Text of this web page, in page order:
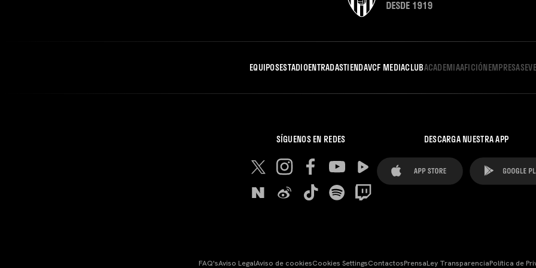
EQUIPOSESTADIOENTRADASTIENDAVCF MEDIACLUBACADEMIAAFICIÓNEMPRESAS
SÍGUENOS EN REDES DESCARGA NUESTRA APP
FAQ'sAviso LegalAviso de cookiesCookies SettingsContactosPrensaLey TransparenciaPolítica de